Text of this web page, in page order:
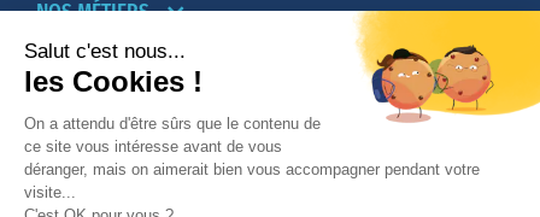
NOS MÉTIERS
PARTENAIRES
NOTRE RÉSEAU D’AGENCES TRANSACTION-
LOCATION